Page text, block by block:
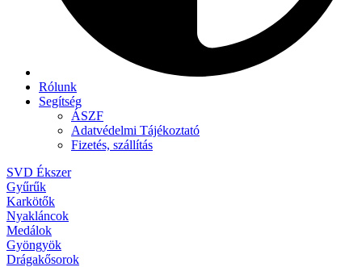
Rólunk
Segítség
ÁSZF
Adatvédelmi Tájékoztató
Fizetés, szállítás
SVD Ékszer
Gyűrűk
Karkötők
Nyakláncok
Medálok
Gyöngyök
Drágakősorok